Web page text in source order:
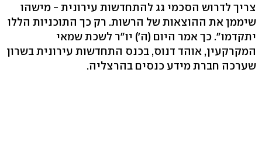
צריך לדרוש הסכמי גג להתחדשות עירונית - מישהו
שיממן את ההוצאות של הרשות. רק כך התוכניות הללו
יתקדמו". כך אמר היום (ה') יו"ר לשכת שמאי
המקרקעין, אוהד דנוס, בכנס התחדשות עירונית בשרון
שערכה חברת מידע כנסים בהרצליה.